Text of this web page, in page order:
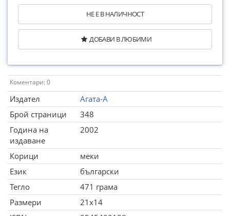
НЕ Е В НАЛИЧНОСТ
ДОБАВИ В ЛЮБИМИ
Коментари: 0
Издател
Агата-А
Брой страници
348
Година на
издаване
2002
Корици
меки
Език
български
Тегло
471 грама
Размери
21x14